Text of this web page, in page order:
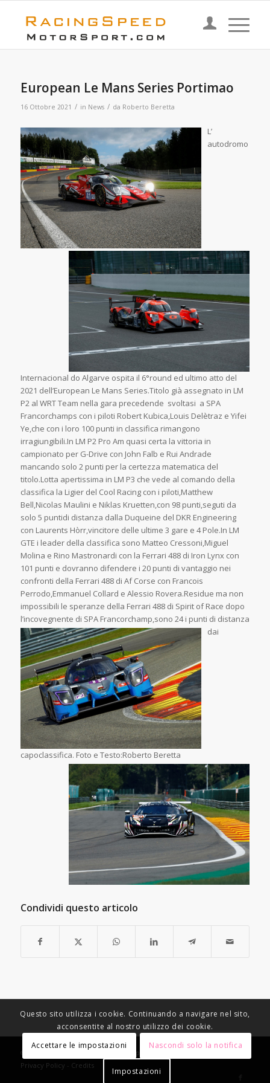
European Le Mans Series Portimao
16 Ottobre 2021 / in News / da Roberto Beretta
L’
autodromo
Internacional do Algarve ospita il 6°round ed ultimo atto del
2021 dell’European Le Mans Series.Titolo già assegnato in LM
P2 al WRT Team nella gara precedende svoltasi a SPA
Francorchamps con i piloti Robert Kubica,Louis Delètraz e Yifei
Ye,che con i loro 100 punti in classifica rimangono
irragiungibili.In LM P2 Pro Am quasi certa la vittoria in
campionato per G-Drive con John Falb e Rui Andrade
mancando solo 2 punti per la certezza matematica del
titolo.Lotta apertissima in LM P3 che vede al comando della
classifica la Ligier del Cool Racing con i piloti,Matthew
Bell,Nicolas Maulini e Niklas Kruetten,con 98 punti,seguti da
solo 5 puntidi distanza dalla Duqueine del DKR Engineering
con Laurents Hòrr,vincitore delle ultime 3 gare e 4 Pole.In LM
GTE i leader della classifica sono Matteo Cressoni,Miguel
Molina e Rino Mastronardi con la Ferrari 488 di Iron Lynx con
101 punti e dovranno difendere i 20 punti di vantaggio nei
confronti della Ferrari 488 di Af Corse con Francois
Perrodo,Emmanuel Collard e Alessio Rovera.Residue ma non
impossibili le speranze della Ferrari 488 di Spirit of Race dopo
l’incovegnente di SPA Francorchamp,sono 24 i punti di distanza
dai
capoclassifica. Foto e Testo:Roberto Beretta
Condividi questo articolo
© Copyright - Racing Speed Motor Sport -
Privacy Policy - Credits
Questo sito utilizza i cookie. Continuando a navigare nel sito,
acconsentite al nostro utilizzo dei cookie.
Accettare le impostazioni
Nascondi solo la notifica
Impostazioni